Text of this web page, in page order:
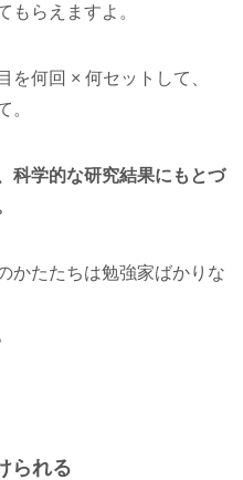
もらえますよ。
を何回 × 何セットして、
。
科学的な研究結果にもとづ
かたたちは勉強家ばかりな
られる